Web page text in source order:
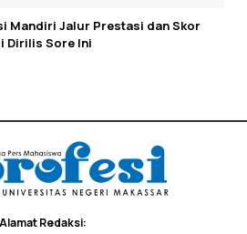
Mandiri Jalur Prestasi dan Skor
Dirilis Sore Ini
Alamat Redaksi: